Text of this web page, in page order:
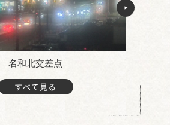
名和北交差点
すべて見る